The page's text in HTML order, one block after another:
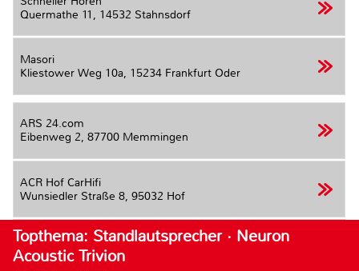
Quermathe 11, 14532 Stahnsdorf
Masori
Kliestower Weg 10a, 15234 Frankfurt Oder
ARS 24.com
Eibenweg 2, 87700 Memmingen
ACR Hof CarHifi
Wunsiedler Straße 8, 95032 Hof
Topthema: Standlautsprecher · Neuron
Acoustic Trivion